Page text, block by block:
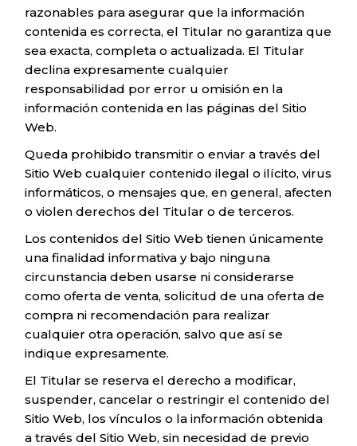
razonables para asegurar que la información
contenida es correcta, el Titular no garantiza que
sea exacta, completa o actualizada. El Titular
declina expresamente cualquier
responsabilidad por error u omisión en la
información contenida en las páginas del Sitio
Web.
Queda prohibido transmitir o enviar a través del
Sitio Web cualquier contenido ilegal o ilícito, virus
informáticos, o mensajes que, en general, afecten
o violen derechos del Titular o de terceros.
Los contenidos del Sitio Web tienen únicamente
una finalidad informativa y bajo ninguna
circunstancia deben usarse ni considerarse
como oferta de venta, solicitud de una oferta de
compra ni recomendación para realizar
cualquier otra operación, salvo que así se
indique expresamente.
El Titular se reserva el derecho a modificar,
suspender, cancelar o restringir el contenido del
Sitio Web, los vínculos o la información obtenida
a través del Sitio Web, sin necesidad de previo